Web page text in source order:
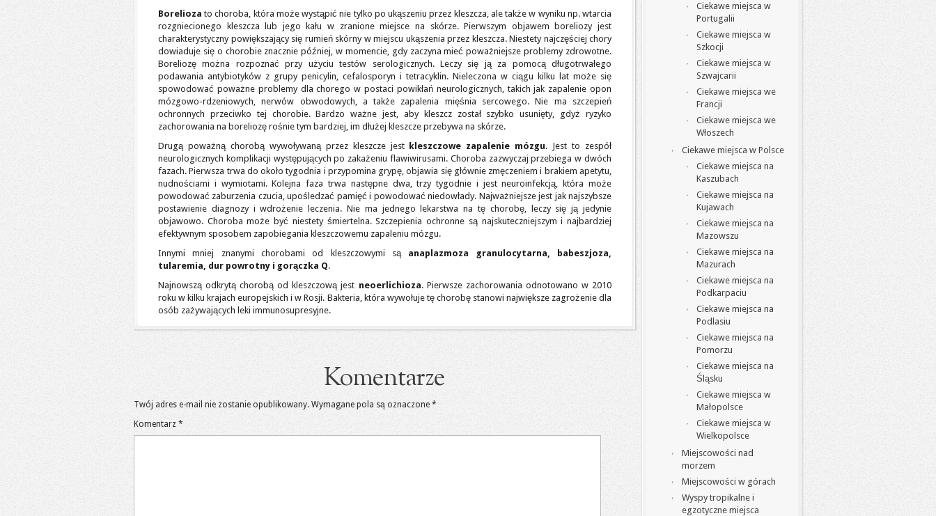
Borelioza to choroba, która może wystąpić nie tylko po ukąszeniu przez kleszcza, ale także w wyniku np. wtarcia
rozgniecionego kleszcza lub jego kału w zranione miejsce na skórze. Pierwszym objawem boreliozy jest
charakterystyczny powiększający się rumień skórny w miejscu ukąszenia przez kleszcza. Niestety najczęściej chory
dowiaduje się o chorobie znacznie później, w momencie, gdy zaczyna mieć poważniejsze problemy zdrowotne.
Boreliozę można rozpoznać przy użyciu testów serologicznych. Leczy się ją za pomocą długotrwałego
podawania antybiotyków z grupy penicylin, cefalosporyn i tetracyklin. Nieleczona w ciągu kilku lat może się
spowodować poważne problemy dla chorego w postaci powikłań neurologicznych, takich jak zapalenie opon
mózgowo-rdzeniowych, nerwów obwodowych, a także zapalenia mięśnia sercowego. Nie ma szczepień
ochronnych przeciwko tej chorobie. Bardzo ważne jest, aby kleszcz został szybko usunięty, gdyż ryzyko
zachorowania na boreliozę rośnie tym bardziej, im dłużej kleszcze przebywa na skórze.
Drugą poważną chorobą wywoływaną przez kleszcze jest kleszczowe zapalenie mózgu. Jest to zespół
neurologicznych komplikacji występujących po zakażeniu flawiwirusami. Choroba zazwyczaj przebiega w dwóch
fazach. Pierwsza trwa do około tygodnia i przypomina grypę, objawia się głównie zmęczeniem i brakiem apetytu,
nudnościami i wymiotami. Kolejna faza trwa następne dwa, trzy tygodnie i jest neuroinfekcją, która może
powodować zaburzenia czucia, upośledzać pamięć i powodować niedowłady. Najważniejsze jest jak najszybsze
postawienie diagnozy i wdrożenie leczenia. Nie ma jednego lekarstwa na tę chorobę, leczy się ją jedynie
objawowo. Choroba może być niestety śmiertelna. Szczepienia ochronne są najskuteczniejszym i najbardziej
efektywnym sposobem zapobiegania kleszczowemu zapaleniu mózgu.
Innymi mniej znanymi chorobami od kleszczowymi sąanaplazmoza granulocytarna, babeszjoza,
tularemia, dur powrotny i gorączka Q.
Najnowszą odkrytą chorobą od kleszczową jest neoerlichioza. Pierwsze zachorowania odnotowano w 2010
roku w kilku krajach europejskich i w Rosji. Bakteria, która wywołuje tę chorobę stanowi największe zagrożenie dla
osób zażywających leki immunosupresyjne.
Komentarze
Twój adres e-mail nie zostanie opublikowany. Wymagane pola są oznaczone *
Komentarz *
Ciekawe miejsca w
Portugalii
Ciekawe miejsca w
Szkocji
Ciekawe miejsca w
Szwajcarii
Ciekawe miejsca we
Francji
Ciekawe miejsca we
Włoszech
Ciekawe miejsca w Polsce
Ciekawe miejsca na
Kaszubach
Ciekawe miejsca na
Kujawach
Ciekawe miejsca na
Mazowszu
Ciekawe miejsca na
Mazurach
Ciekawe miejsca na
Podkarpaciu
Ciekawe miejsca na
Podlasiu
Ciekawe miejsca na
Pomorzu
Ciekawe miejsca na
Śląsku
Ciekawe miejsca w
Małopolsce
Ciekawe miejsca w
Wielkopolsce
Miejscowości nad
morzem
Miejscowości w górach
Wyspy tropikalne i
egzotyczne miejsca